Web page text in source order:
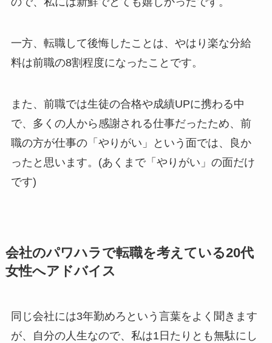
一方、転職して後悔したことは、やはり楽な分給
料は前職の8割程度になったことです。
また、前職では生徒の合格や成績UPに携わる中
で、多くの人から感謝される仕事だったため、前
職の方が仕事の「やりがい」という面では、良か
ったと思います。(あくまで「やりがい」の面だけ
です)
会社のパワハラで転職を考えている20代
女性へアドバイス
同じ会社には3年勤めろという言葉をよく聞きます
が、自分の人生なので、私は1日たりとも無駄にし